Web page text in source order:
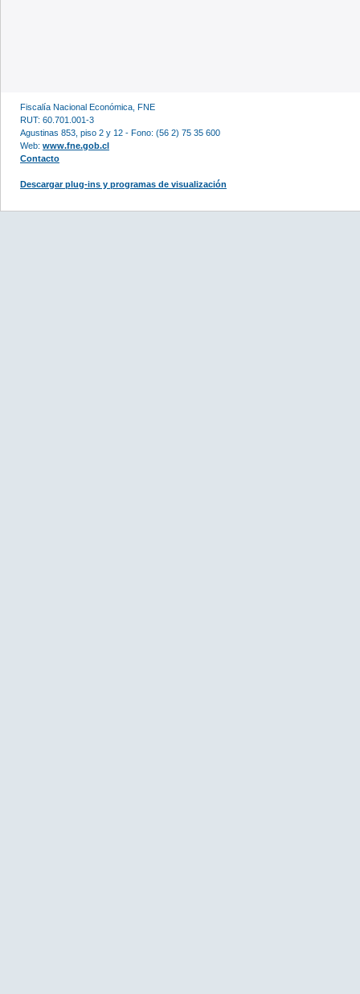
Fiscalía Nacional Económica, FNE
RUT: 60.701.001-3
Agustinas 853, piso 2 y 12 - Fono: (56 2) 75 35 600
Web: www.fne.gob.cl
Contacto
Descargar plug-ins y programas de visualización